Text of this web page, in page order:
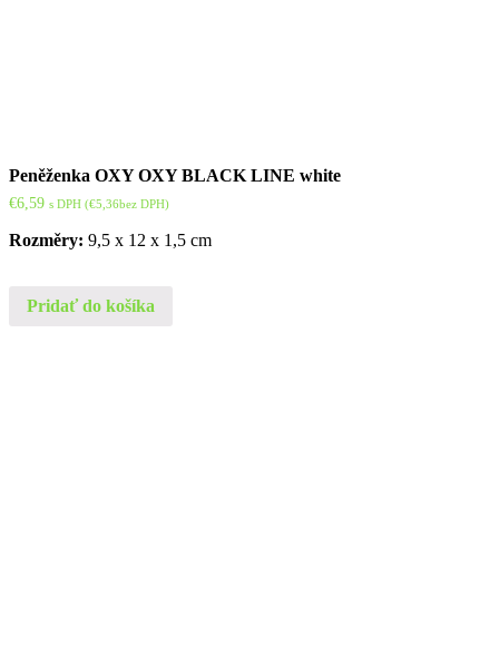
Peněženka OXY OXY BLACK LINE white
€6,59 s DPH (€5,36bez DPH)
Rozměry: 9,5 x 12 x 1,5 cm
Pridať do košíka